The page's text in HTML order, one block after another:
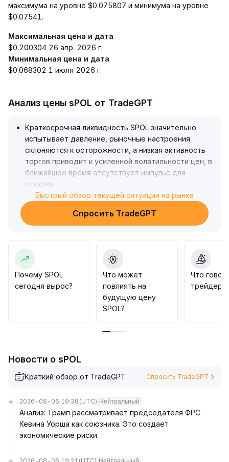
максимума на уровне $0.075807 и минимума на уровне
$0.07541.
Максимальная цена и дата
$0.200304 26 апр. 2026 г.
Минимальная цена и дата
$0.068302 1 июля 2026 г.
Анализ цены sPOL от TradeGPT
Краткосрочная ликвидность SPOL значительно
испытывает давление, рыночные настроения
склоняются к осторожности, а низкая активность
торгов приводит к усиленной волатильности цен, в
ближайшее время отсутствует импульс для
отскока
Следует проявлять осторожность в отношении
структурных рисков, вызванных чрезмерной
концентрацией ликвидности в ведущих контрактах
событий, связанных с политикой США, SPOL на
горизонте свыше 30 дней демонстрирует двойное
преимущество ликвидности и чистого притока
капитала, постепенное усиление фундаментальной
поддержки стоимости.
Рекомендуется занять выжидательную позицию в
эффективностью поддержки на уровне 0,85; в
предпочтение поэтапному приобретению при
снижении цены и ожидать восстановления оценки
перераспределения рыночных рисков
Быстрый обзор текущей ситуации на рынке
Спросить TradeGPT
Почему SPOL
сегодня вырос?
Что может
повлиять на
будущую цену
SPOL?
Что
трейдеры
Новости о sPOL
Краткий обзор от TradeGPT Спросить TradeGPT
2026-08-06 19:38 (UTC) Нейтральный
Анализ: Трамп рассматривает председателя ФРС
Кевина Уорша как союзника. Это создает
экономические риски.